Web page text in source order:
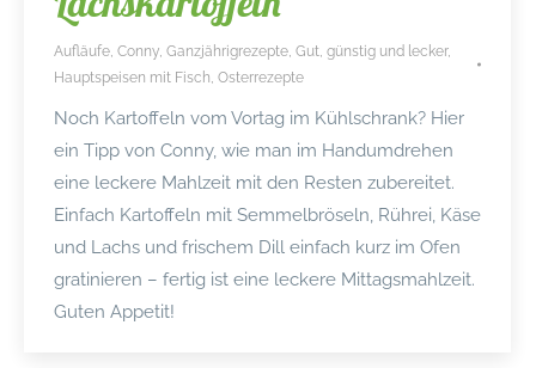
Aufläufe Conny Ganzjährigrezepte Gut, günstig und lecker,
Hauptspeisen mit Fisch Osterrezepte
Noch Kartoffeln vom Vortag im Kühlschrank? Hier
ein Tipp von Conny, wie man im Handumdrehen
eine leckere Mahlzeit mit den Resten zubereitet.
Einfach Kartoffeln mit Semmelbröseln, Rührei, Käse
und Lachs und frischem Dill einfach kurz im Ofen
gratinieren – fertig ist eine leckere Mittagsmahlzeit.
Guten Appetit!